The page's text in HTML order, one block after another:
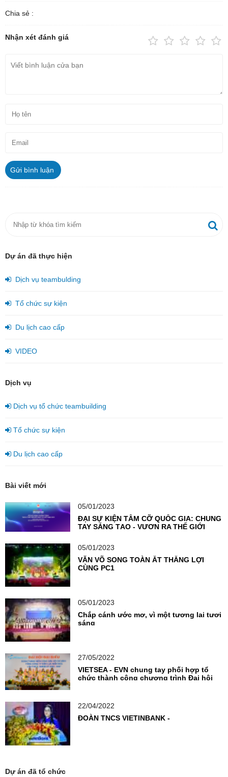
Chia sẻ :
Nhận xét đánh giá
Gửi bình luận
Dự án đã thực hiện
Dịch vụ teambulding
Tổ chức sự kiện
Du lịch cao cấp
VIDEO
Dịch vụ
Dịch vụ tổ chức teambuilding
Tổ chức sự kiện
Du lịch cao cấp
Bài viết mới
05/01/2023
ĐẠI SỰ KIỆN TẦM CỠ QUỐC GIA: CHUNG
TAY SÁNG TẠO - VƯƠN RA THẾ GIỚI
05/01/2023
VĂN VÕ SONG TOÀN ẮT THẮNG LỢI
CÙNG PC1
05/01/2023
Chắp cánh ước mơ, vì một tương lai tươi
sáng
27/05/2022
VIETSEA - EVN chung tay phối hợp tổ
chức thành công chương trình Đại hội
22/04/2022
ĐOÀN TNCS VIETINBANK -
Dự án đã tổ chức